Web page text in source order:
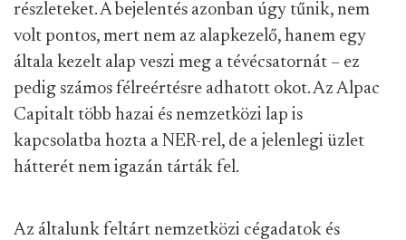
részleteket. A bejelentés azonban úgy tűnik, nem
volt pontos, mert nem az alapkezelő, hanem egy
általa kezelt alap veszi meg a tévécsatornát – ez
pedig számos félreértésre adhatott okot. Az Alpac
Capitalt több hazai és nemzetközi lap is
kapcsolatba hozta a NER-rel, de a jelenlegi üzlet
hátterét nem igazán tárták fel.
Az általunk feltárt nemzetközi cégadatok és